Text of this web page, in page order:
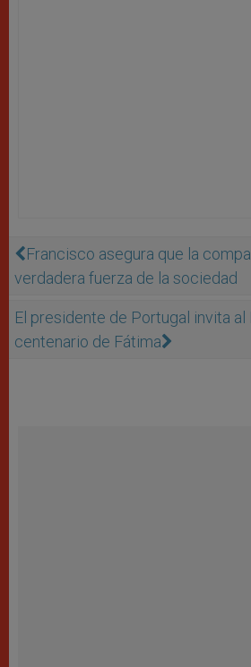
Francisco asegura que la
verdadera fuerza de la sociedad
El presidente de Portugal invita al
centenario de Fátima